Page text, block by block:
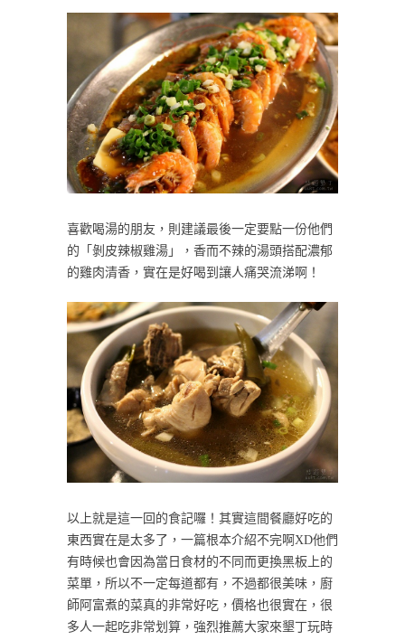
喜歡喝湯的朋友，則建議最後一定要點一份他們
的「剝皮辣椒雞湯」，香而不辣的湯頭搭配濃郁
的雞肉清香，實在是好喝到讓人痛哭流涕啊！
以上就是這一回的食記囉！其實這間餐廳好吃的
東西實在是太多了，一篇根本介紹不完啊XD他們
有時候也會因為當日食材的不同而更換黑板上的
菜單，所以不一定每道都有，不過都很美味，廚
師阿富煮的菜真的非常好吃，價格也很實在，很
多人一起吃非常划算，強烈推薦大家來墾丁玩時